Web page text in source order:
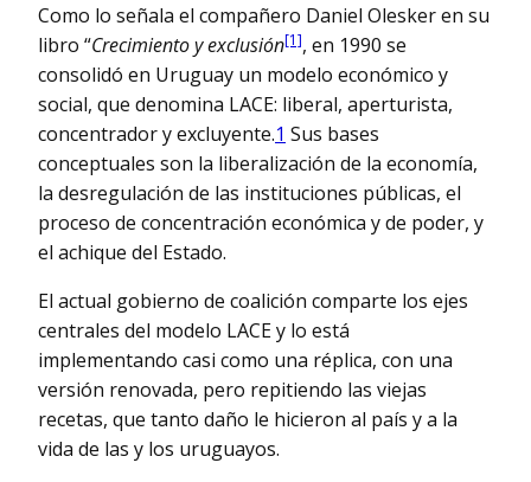
Como lo señala el compañero Daniel Olesker en su
libro “Crecimiento y exclusión[1], en 1990 se
consolidó en Uruguay un modelo económico y
social, que denomina LACE: liberal, aperturista,
concentrador y excluyente.1 Sus bases
conceptuales son la liberalización de la economía,
la desregulación de las instituciones públicas, el
proceso de concentración económica y de poder, y
el achique del Estado.
El actual gobierno de coalición comparte los ejes
centrales del modelo LACE y lo está
implementando casi como una réplica, con una
versión renovada, pero repitiendo las viejas
recetas, que tanto daño le hicieron al país y a la
vida de las y los uruguayos.